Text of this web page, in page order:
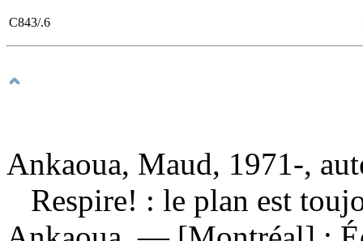
C843/.6
Ankaoua, Maud, 1971-,
Respire! : le plan est